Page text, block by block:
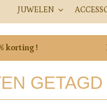
JUWELEN
korting !